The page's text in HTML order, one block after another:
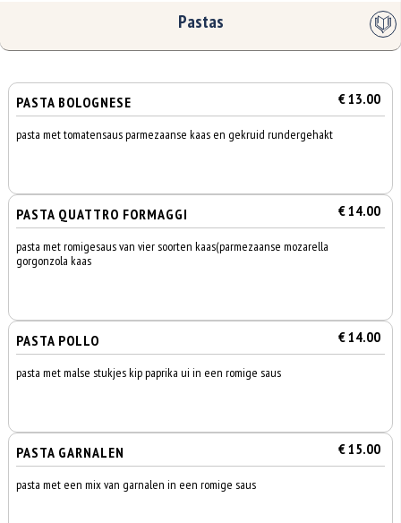
Pastas
PASTA BOLOGNESE € 13.00
pasta met tomatensaus parmezaanse kaas en gekruid rundergehakt
PASTA QUATTRO FORMAGGI € 14.00
pasta met romigesaus van vier soorten kaas(parmezaanse mozarella
gorgonzola kaas
PASTA POLLO € 14.00
pasta met malse stukjes kip paprika ui in een romige saus
PASTA GARNALEN € 15.00
pasta met een mix van garnalen in een romige saus